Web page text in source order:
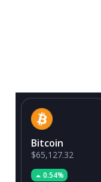
Bitcoin
$65,127.32
0.54%